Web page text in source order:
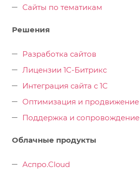
Сайты по тематикам
Решения
Разработка сайтов
Лицензии 1С-Битрикс
Интеграция сайта с 1С
Оптимизация и продвижение
Поддержка и сопровождение
Облачные продукты
Аспро.Cloud